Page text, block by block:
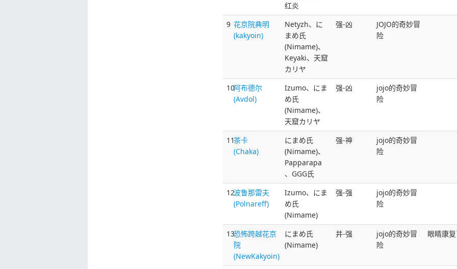
红炎
9 花京院典明
(kakyoin)
Netyzh、に
まめ氏
(Nimame)、
Keyaki、天窟
カリヤ
强-凶
JOJO的奇妙冒
险
10阿布德尔
(Avdol)
Izumo、にま
め氏
(Nimame)、
天窟カリヤ
强-凶
jojo的奇妙冒
险
11茶卡
(Chaka)
にまめ氏
(Nimame)、
Papparapa
、GGG氏
强-神
jojo的奇妙冒
险
12波鲁那雷夫
(Polnareff)
Izumo、にま
め氏
(Nimame)
强-强
jojo的奇妙冒
险
13恐怖跨越花京
院
(NewKakyoin)
にまめ氏
(Nimame)
并-强
jojo的奇妙冒
险
眼睛康